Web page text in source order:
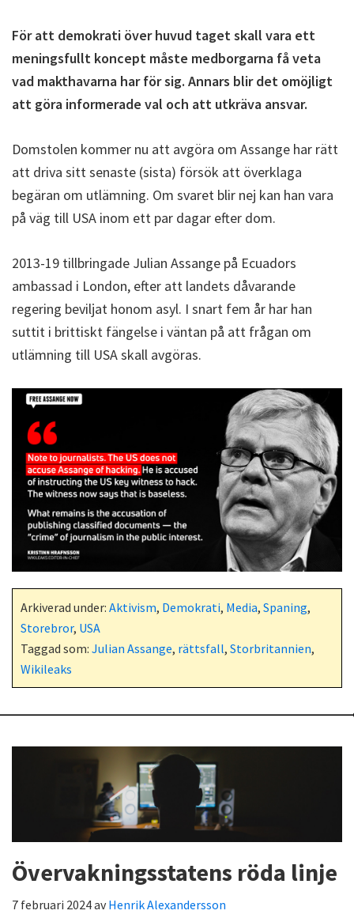
För att demokrati över huvud taget skall vara ett
meningsfullt koncept måste medborgarna få veta
vad makthavarna har för sig. Annars blir det omöjligt
att göra informerade val och att utkräva ansvar.
Domstolen kommer nu att avgöra om Assange har rätt
att driva sitt senaste (sista) försök att överklaga
begäran om utlämning. Om svaret blir nej kan han vara
på väg till USA inom ett par dagar efter dom.
2013-19 tillbringade Julian Assange på Ecuadors
ambassad i London, efter att landets dåvarande
regering beviljat honom asyl. I snart fem år har han
suttit i brittiskt fängelse i väntan på att frågan om
utlämning till USA skall avgöras.
Arkiverad under: Aktivism, Demokrati, Media, Spaning,
Storebror, USA
Taggad som: Julian Assange, rättsfall, Storbritannien,
Wikileaks
Övervakningsstatens röda linje
7 februari 2024avHenrik Alexandersson